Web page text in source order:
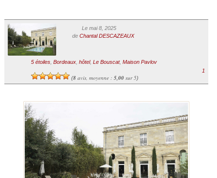
Le mai 8, 2025
de Chantal DESCAZEAUX
5 étoiles, Bordeaux, hôtel, Le Bouscat, Maison Pavlov
(8 avis, moyenne : 5,00sur 5)
1